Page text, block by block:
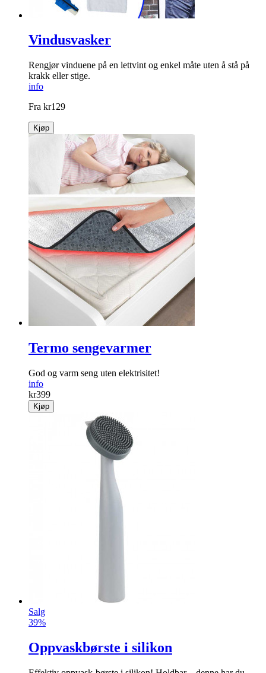
Vindusvasker
Rengjør vinduene på en lettvint og enkel måte uten å stå på
krakk eller stige.
info
Fra kr129
Kjøp
Termo sengevarmer
God og varm seng uten elektrisitet!
info
kr399
Kjøp
Salg
39%
Oppvaskbørste i silikon